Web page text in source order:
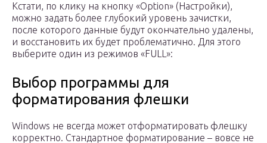
Кстати, по клику на кнопку «Option» (Настройки),
можно задать более глубокий уровень зачистки,
после которого данные будут окончательно удалены,
и восстановить их будет проблематично. Для этого
выберите один из режимов «FULL»:
Выбор программы для
форматирования флешки
Windows не всегда может отформатировать флешку
корректно. Стандартное форматирование – вовсе не